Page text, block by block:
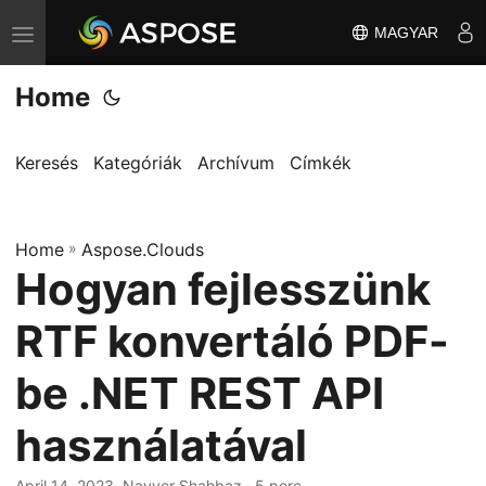
T
o
g
l
a
v
i
g
t
i
o
MAGYAR
Home
Keresés Kategóriák Archívum Címkék
Home » Aspose.Clouds
Hogyan fejlesszünk
RTF konvertáló PDF-
be .NET REST API
használatával